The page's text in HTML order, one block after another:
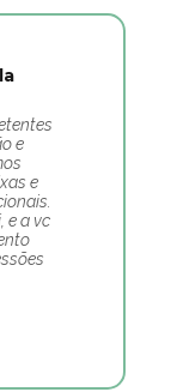
e
e
e a vc